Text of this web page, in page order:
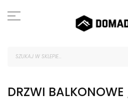
do
treści
DRZWI